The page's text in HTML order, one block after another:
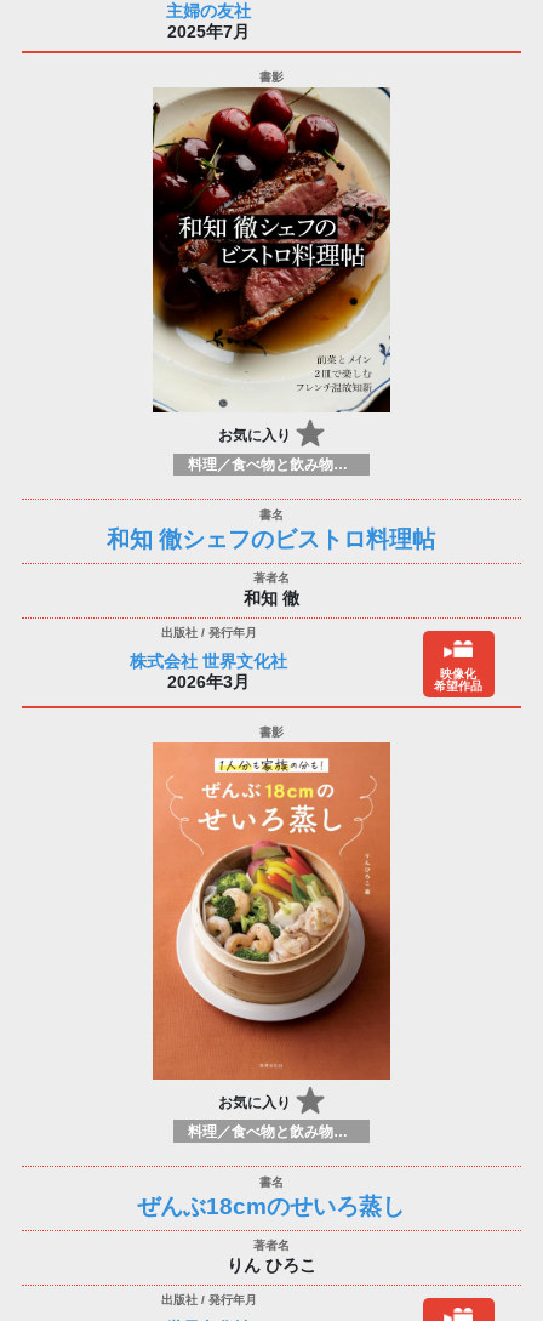
主婦の友社
2025年7月
お気に入り
料理／食べ物と飲み物／食に関する記述
和知 徹シェフのビストロ料理帖
和知 徹
株式会社 世界文化社
2026年3月
映像化
希望作品
お気に入り
料理／食べ物と飲み物／食に関する記述
ぜんぶ18cmのせいろ蒸し
りん ひろこ